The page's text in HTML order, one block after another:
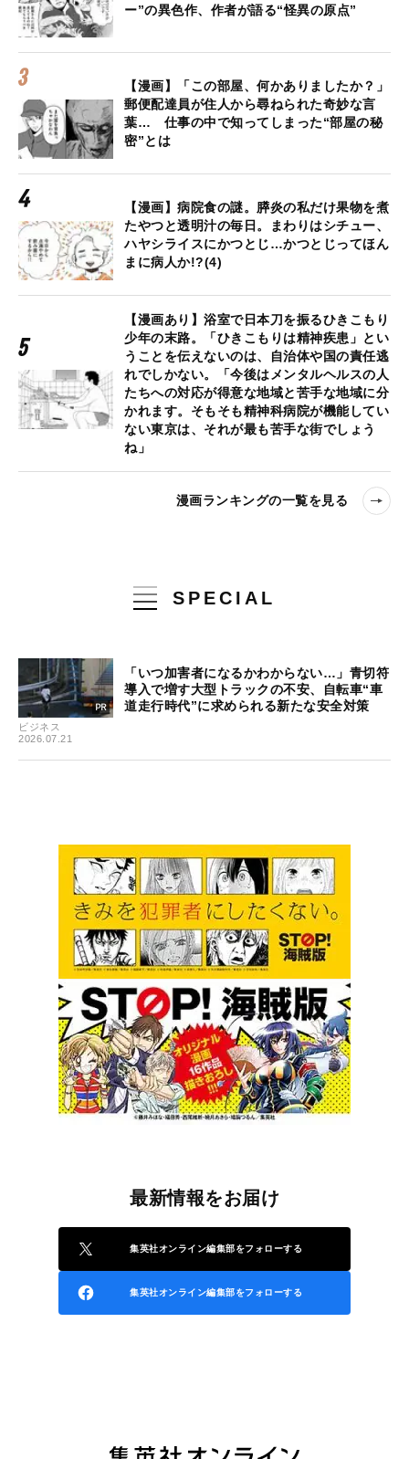
ー”の異色作、作者が語る“怪異の原点”
【漫画】「この部屋、何かありましたか？」
郵便配達員が住人から尋ねられた奇妙な言
葉… 仕事の中で知ってしまった“部屋の秘
密”とは
【漫画】病院食の謎。膵炎の私だけ果物を煮
たやつと透明汁の毎日。まわりはシチュー、
ハヤシライスにかつとじ…かつとじってほん
まに病人か!?(4)
【漫画あり】浴室で日本刀を振るひきこもり
少年の末路。「ひきこもりは精神疾患」とい
うことを伝えないのは、自治体や国の責任逃
れでしかない。「今後はメンタルヘルスの人
たちへの対応が得意な地域と苦手な地域に分
かれます。そもそも精神科病院が機能してい
ない東京は、それが最も苦手な街でしょう
ね」
漫画ランキングの一覧を見る
SPECIAL
ビジネス
2026.07.21
「いつ加害者になるかわからない…」青切符
導入で増す大型トラックの不安、自転車“車
道走行時代”に求められる新たな安全対策
最新情報をお届け
集英社オンライン編集部をフォローする
集英社オンライン編集部をフォローする